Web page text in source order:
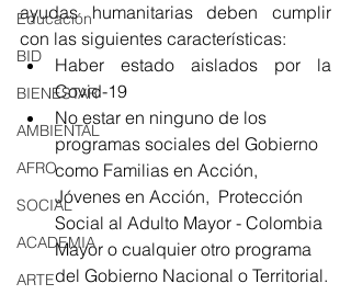
Educación
BID
BIENESTAR
AMBIENTAL
AFRO
SOCIAL
ACADEMIA
ARTE
ayudas humanitarias deben cumplir
con las siguientes características:
Haber estado aislados por la
Covid-19
No estar en ninguno de los
programas sociales del Gobierno
como Familias en Acción,
Jóvenes en Acción,  Protección
Social al Adulto Mayor - Colombia
Mayor o cualquier otro programa
del Gobierno Nacional o Territorial.